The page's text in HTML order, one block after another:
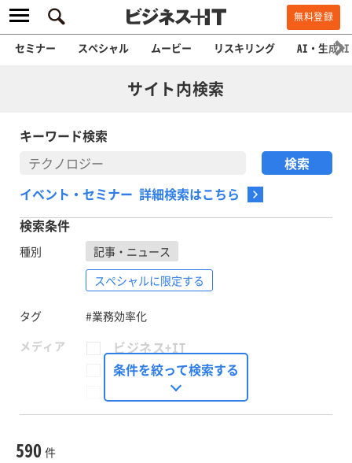
無料登録
セミナー スペシャル ムービー リスキリング AI・生成AI
サイト内検索
キーワード検索
イベント・セミナー 詳細検索はこちら
検索条件
種別
記事・ニュース
スペシャルに限定する
タグ
#業務効率化
メディア
ビジネス+IT
FinTech Journal
Seizo Trend
条件を絞って検索する
590 件